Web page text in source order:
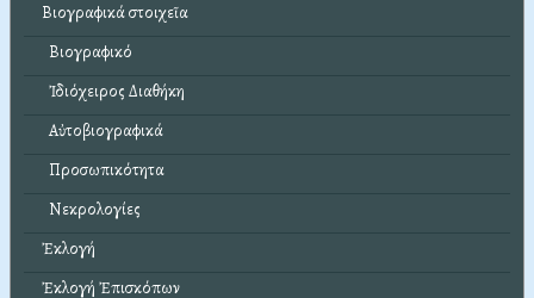
Βιογραφικά στοιχεῖα
Βιογραφικό
Ἰδιόχειρος Διαθήκη
Αὐτοβιογραφικά
Προσωπικότητα
Νεκρολογίες
Ἐκλογή
Ἐκλογή Ἐπισκόπων